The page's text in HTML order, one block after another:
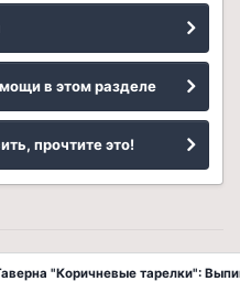
в этом разделе
прочтите это!
"Коричневые тарелки":